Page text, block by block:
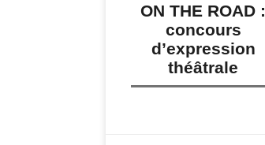
ON THE ROAD :
concours
d’expression
théâtrale